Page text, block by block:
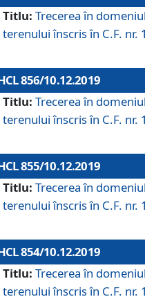
Titlu: Trecerea în
terenului înscris în C.F.
856/10.12.2019
Titlu: Trecerea în
terenului înscris în C.F.
855/10.12.2019
Titlu: Trecerea în
terenului înscris în C.F.
854/10.12.2019
Titlu: Trecerea în
terenului înscris în C.F.